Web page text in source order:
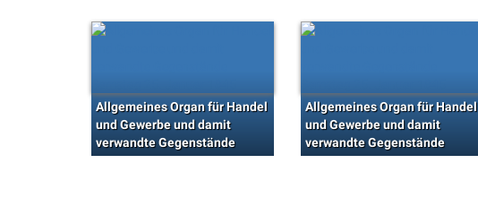
Allgemeines Organ für Handel
und Gewerbe und damit
verwandte Gegenstände
Allgemeines Organ für Handel
und Gewerbe und damit
verwandte Gegenstände